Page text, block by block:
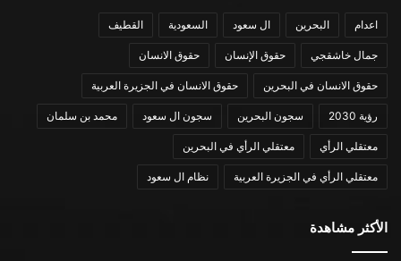
اعدام البحرين ال سعود السعودية القطيف
جمال خاشقجي حقوق الإنسان حقوق الانسان
حقوق الانسان في البحرين حقوق الانسان في الجزيرة العربية
رؤية 2030 سجون البحرين سجون ال سعود محمد بن سلمان
معتقلي الرأي معتقلي الرأي في البحرين
معتقلي الرأي في الجزيرة العربية نظام ال سعود
الأكثر مشاهدة